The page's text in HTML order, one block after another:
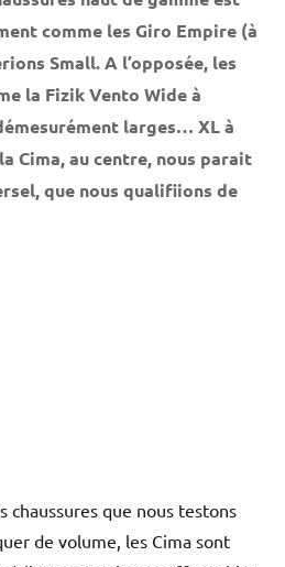
comme les Giro Empire (à
Small.A l’opposée, les
la Fizik Vento Wide à
larges… XL à
Cima, au centre, nous parait
que nous qualifiions de
chaussures que nous testons
de volume, les Cima sont